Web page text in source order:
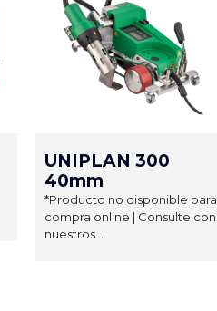
UNIPLAN 300
40mm
*Producto no disponible para
compra online | Consulte con
nuestros...